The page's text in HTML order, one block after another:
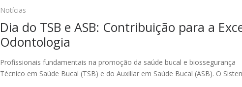
Notícias
Dia do TSB e ASB: Contribuição para a
Odontologia
Profissionais fundamentais na promoção da saúde bucal e
Técnico em Saúde Bucal (TSB) e do Auxiliar em Saúde Bucal (ASB). O